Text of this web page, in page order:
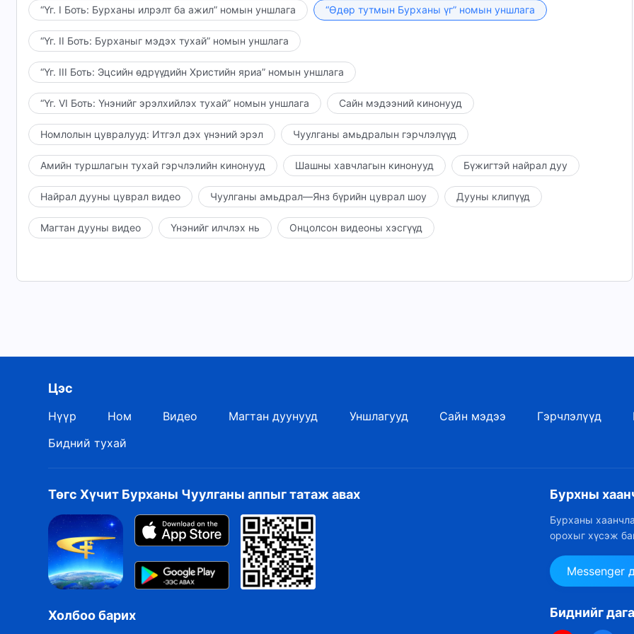
Бодит байдлыг эрэлхийлдэггүй, бодит байдлын талаар ямар ч мэдлэггүй хүмүүс ер бусын зүйлсийг
эрж хайх талтай байдаг ба амархан мэхлэгдэх болно. Ариун Сүнс ийм хүмүүс дээр ажиллах аргагүй,
тиймээс тэдэнд хий хоосон санагддаг, мөн амьдрал нь ямар ч утгагүй мэт санагддаг.
“Үг. I Боть: Бурханы илрэлт ба ажил” номын уншлага “Өдөр тутмын Бурханы үг” номын уншлага
“Үг. II Боть: Бурханыг мэдэх тухай” номын уншлага
“Үг. III Боть: Эцсийн өдрүүдийн Христийн яриа” номын уншлага
“Үг. VI Боть: Үнэнийг эрэлхийлэх тухай” номын уншлага Сайн мэдээний кинонууд
Номлолын цувралууд: Итгэл дэх үнэний эрэл Чуулганы амьдралын гэрчлэлүүд
Амийн туршлагын тухай гэрчлэлийн кинонууд Шашны хавчлагын кинонууд Бүжигтэй найрал дуу
Найрал дууны цуврал видео Чуулганы амьдрал—Янз бүрийн цуврал шоу Дууны клипүүд
Магтан дууны видео Үнэнийг илчлэх нь Онцолсон видеоны хэсгүүд
Цэс
Нүүр Ном Видео Магтан дуунууд Уншлагууд Сайн мэдээ Гэрчлэлүүд
Бидний тухай
Төгс Хүчит Бурханы Чуулганы аппыг татаж авах
Холбоо барих
Бурхны
Бурханы
орохыг хүсэж
Messenger
Биднийг